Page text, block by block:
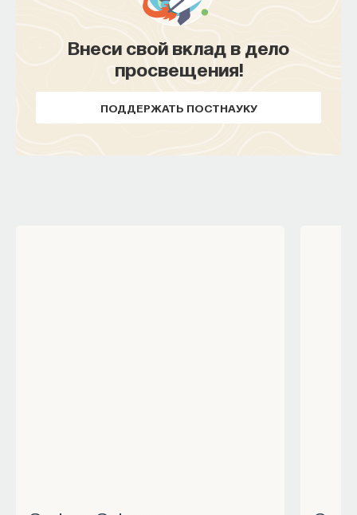
Внеси свой вклад в дело
просвещения!
ПОДДЕРЖАТЬ ПОСТНАУКУ